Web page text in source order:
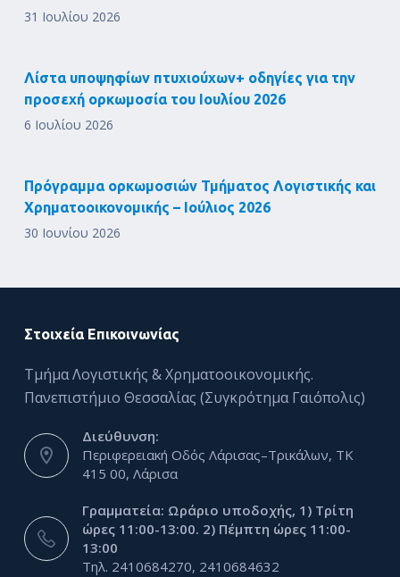
31 Ιουλίου 2026
Λίστα υποψηφίων πτυχιούχων+ οδηγίες για την
προσεχή ορκωμοσία του Ιουλίου 2026
6 Ιουλίου 2026
Πρόγραμμα ορκωμοσιών Τμήματος Λογιστικής και
Χρηματοοικονομικής – Ιούλιος 2026
30 Ιουνίου 2026
Στοιχεία Επικοινωνίας
Τμήμα Λογιστικής & Χρηματοοικονομικής.
Πανεπιστήμιο Θεσσαλίας (Συγκρότημα Γαιόπολις)
Διεύθυνση:
Περιφερειακή Οδός Λάρισας–Τρικάλων, ΤΚ
415 00, Λάρισα
Γραμματεία: Ωράριο υποδοχής, 1) Τρίτη
ώρες 11:00-13:00. 2) Πέμπτη ώρες 11:00-
13:00
Τηλ. 2410684270, 2410684632